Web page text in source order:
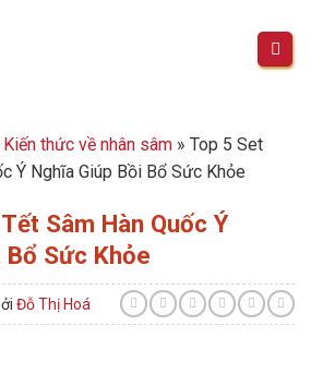
Kiến thức về nhân sâm » Top 5 Set
Ý Nghĩa Giúp Bồi Bổ Sức Khỏe
Sâm Hàn Quốc Ý
Bổ Sức Khỏe
Đỗ Thị Hoá